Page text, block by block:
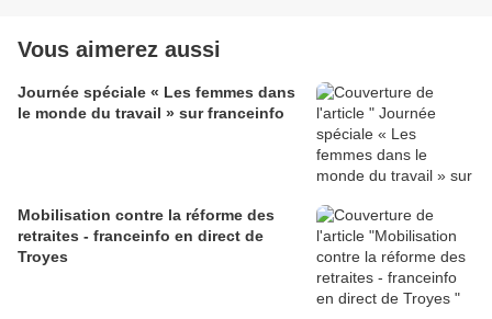
Vous aimerez aussi
Journée spéciale « Les femmes dans
le monde du travail » sur franceinfo
Mobilisation contre la réforme des
retraites - franceinfo en direct de
Troyes